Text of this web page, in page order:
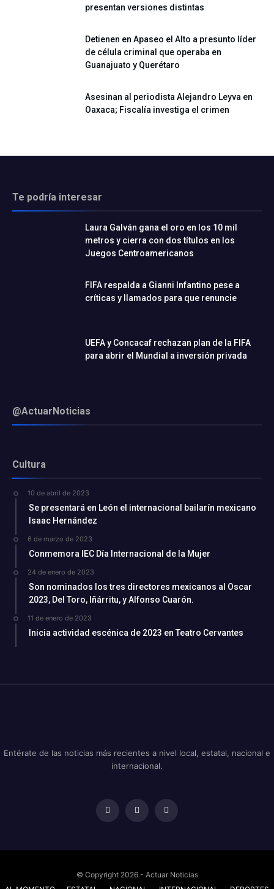
presentan versiones distintas
Detienen en Apaseo el Alto a presunto líder
de célula criminal que operaba en
Guanajuato y Querétaro
Asesinan al periodista Alejandro Leyva en
Oaxaca; Fiscalía investiga el crimen
Te podría interesar
Laura Galván gana el oro en los 10 mil
metros y cierra con dos títulos en los
Juegos Centroamericanos
FIFA respalda a Gianni Infantino pese a
críticas y llamados para que renuncie
UEFA y Concacaf rechazan plan de la FIFA
para abrir el Mundial a inversión privada
@ActuarNoticias
Cultura
10 de abril de 2023
Se presentará en León el internacional bailarín mexicano
Isaac Hernández
6 de marzo de 2023
Conmemora IEC Día Internacional de la Mujer
24 de enero de 2023
Son nominados los tres directores mexicanos al Oscar
2023, Del Toro, Iñárritu, y Alfonso Cuarón.
11 de enero de 2023
Inicia actividad escénica de 2023 en Teatro Cervantes
Entérate de las noticias más recientes a nivel local, estatal, nacional e
internacional.
© Copyright 2026 - Actuar Noticias